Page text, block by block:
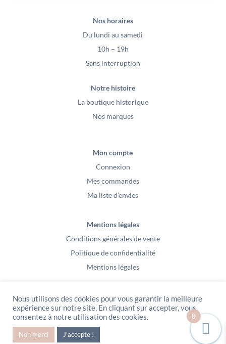
Nos horaires
Du lundi au samedi
10h – 19h
Sans interruption
Notre histoire
La boutique historique
Nos marques
Mon compte
Connexion
Mes commandes
Ma liste d’envies
Mentions légales
Conditions générales de vente
Politique de confidentialité
Mentions légales
PeeKaBoo / Sarl Gablia au capital de 10 000 euros – Av Ernest Cristal 63
000 Clermont-Ferrand – Copyright2021 – Tous droits réservés – Vidéo
Media l’Abeille / Site Web : Pixel
Nous utilisons des cookies pour vous garantir la meilleure
expérience sur notre site. En cliquant sur accepter, vous
consentez à notre utilisation des cookies.
Non merci J'accepte !
0